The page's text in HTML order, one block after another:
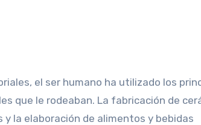
el ser humano ha utilizado los
que le rodeaban. La fabricación de
la elaboración de alimentos y bebidas